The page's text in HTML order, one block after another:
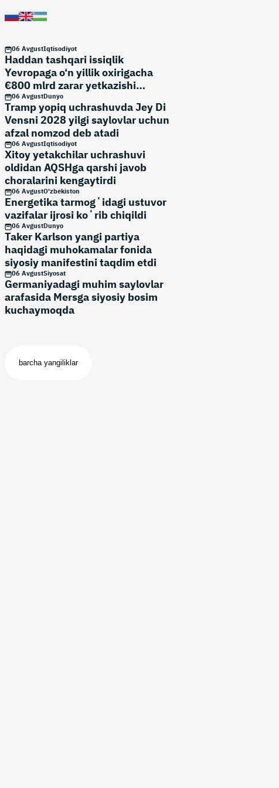
06 AvgustIqtisodiyot
Haddan tashqari issiqlik
Yevropaga o‘n yillik oxirigacha
€800 mlrd zarar yetkazishi
mumkin
06 AvgustDunyo
Tramp yopiq uchrashuvda Jey Di
Vensni 2028 yilgi saylovlar uchun
afzal nomzod deb atadi
06 AvgustIqtisodiyot
Xitoy yetakchilar uchrashuvi
oldidan AQSHga qarshi javob
choralarini kengaytirdi
06 AvgustO'zbekiston
Energetika tarmogʻidagi ustuvor
vazifalar ijrosi koʻrib chiqildi
06 AvgustDunyo
Taker Karlson yangi partiya
haqidagi muhokamalar fonida
siyosiy manifestini taqdim etdi
06 AvgustSiyosat
Germaniyadagi muhim saylovlar
arafasida Mersga siyosiy bosim
kuchaymoqda
barcha yangiliklar